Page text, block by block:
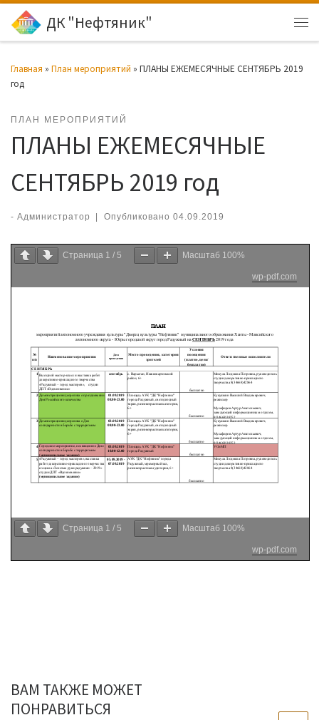
Перейти к содержимому
ДК "Нефтяник"
Главная » План мероприятий » ПЛАНЫ ЕЖЕМЕСЯЧНЫЕ СЕНТЯБРЬ 2019
год
ПЛАН МЕРОПРИЯТИЙ
ПЛАНЫ ЕЖЕМЕСЯЧНЫЕ
СЕНТЯБРЬ 2019 год
- Администратор Опубликовано 04.09.2019
Страница 1 / 5 Масштаб 100%
wp-pdf.com
Страница 1 / 5 Масштаб 100%
wp-pdf.com
ВАМ ТАКЖЕ МОЖЕТ
ПОНРАВИТЬСЯ